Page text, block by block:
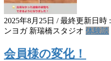
2025年8月25日 / 最終更新日時 :
ンヨガ 新瑞橋スタジオ 体験談
会員様の変化！